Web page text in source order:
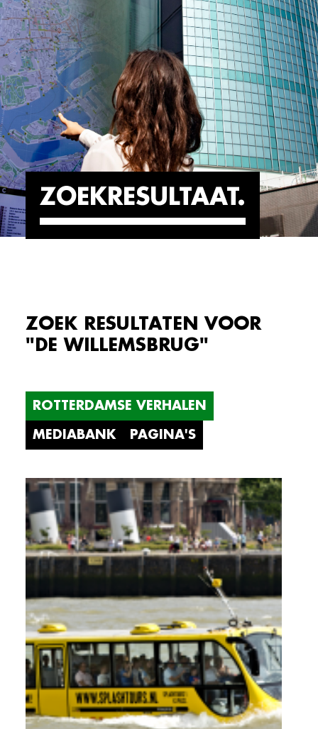
ZOEKRESULTAAT
ZOEK RESULTATEN VOOR
"DE WILLEMSBRUG"
ROTTERDAMSE VERHALEN
MEDIABANK PAGINA'S